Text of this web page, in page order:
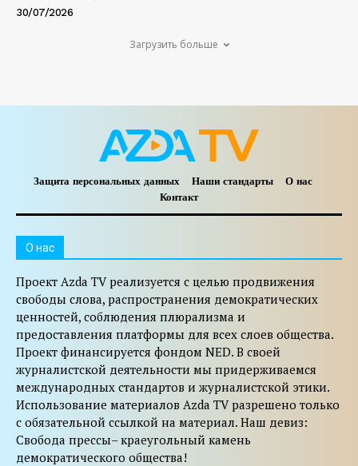
30/07/2026
Загрузить больше
Защита персональных данных Наши стандарты
О нас
Контакт
O нас
Проект Azda TV реализуется с целью продвижения
свободы слова, распространения демократических
ценностей, соблюдения плюрализма и
предоставления платформы для всех слоев общества.
Проект финансируется фондом NED. В своей
журналистской деятельности мы придерживаемся
международных стандартов и журналистской этики.
Использование материалов Azda TV разрешено только
с обязательной ссылкой на материал. Наш девиз:
Свобода прессы– краеугольный камень
демократического общества!